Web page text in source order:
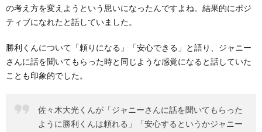
の考え方を変えようという思いになったんですよね。結果的にポジ
ティブになれたと話していました。
勝利くんについて「頼りになる」「安心できる」と語り、ジャニー
さんに話を聞いてもらった時と同じような感覚になると話していた
ことも印象的でした。
佐々木大光くんが「ジャニーさんに話を聞いてもらった
ように勝利くんは頼れる」「安心するというかジャニー